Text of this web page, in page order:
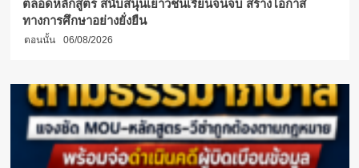
ตลอดหลักสูตร สนับสนุนเยาวชนเรียนจนจบ สร้างโอกาส
ทางการศึกษาอย่างยั่งยืน
ตอนนั้น 06/08/2026